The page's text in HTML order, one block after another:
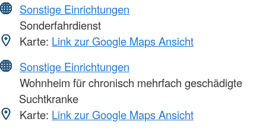
Sonstige Einrichtungen
Sonderfahrdienst
Karte: Link zur Google Maps Ansicht
Sonstige Einrichtungen
Wohnheim für chronisch mehrfach geschädigte
Suchtkranke
Karte: Link zur Google Maps Ansicht